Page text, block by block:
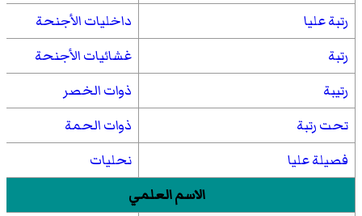
رتبة عليا
داخليات الأجنحة
رتبة
غشائيات الأجنحة
رتيبة
ذوات الخصر
تحت رتبة
ذوات الحمة
فصيلة عليا
نحليات
الاسم العلمي